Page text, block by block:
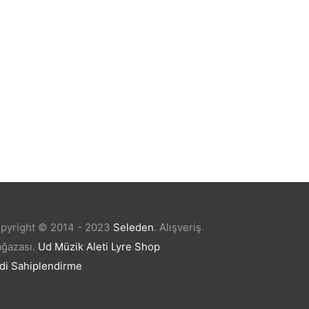
© 2014 - 2023 Seleden. Alışveriş
Ud Müzik Aleti Lyre Shop
Sahiplendirme